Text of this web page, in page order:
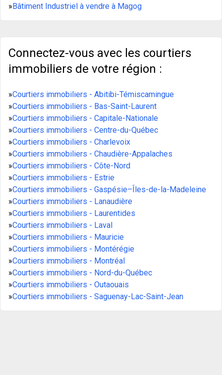
»Bâtiment Industriel à vendre à Magog
Connectez-vous avec les courtiers
immobiliers de votre région :
»Courtiers immobiliers - Abitibi-Témiscamingue
»Courtiers immobiliers - Bas-Saint-Laurent
»Courtiers immobiliers - Capitale-Nationale
»Courtiers immobiliers - Centre-du-Québec
»Courtiers immobiliers - Charlevoix
»Courtiers immobiliers - Chaudière-Appalaches
»Courtiers immobiliers - Côte-Nord
»Courtiers immobiliers - Estrie
»Courtiers immobiliers - Gaspésie–Îles-de-la-Madeleine
»Courtiers immobiliers - Lanaudière
»Courtiers immobiliers - Laurentides
»Courtiers immobiliers - Laval
»Courtiers immobiliers - Mauricie
»Courtiers immobiliers - Montérégie
»Courtiers immobiliers - Montréal
»Courtiers immobiliers - Nord-du-Québec
»Courtiers immobiliers - Outaouais
»Courtiers immobiliers - Saguenay-Lac-Saint-Jean